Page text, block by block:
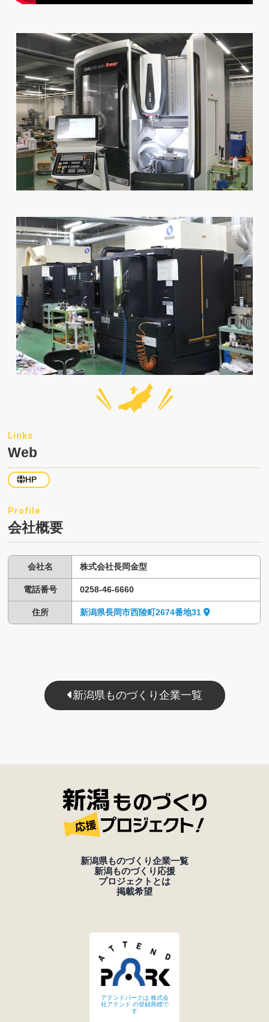
Web
HP
会社概要
会社名 株式会社長岡金型
電話番号 0258-46-6660
住所 新潟県長岡市西陵町2674番地31
新潟県ものづくり企業一覧
新潟県ものづくり企業一覧
新潟ものづくり応援
プロジェクトとは
掲載希望
アテンドパークは 株式会
社アテンド の登録商標で
す